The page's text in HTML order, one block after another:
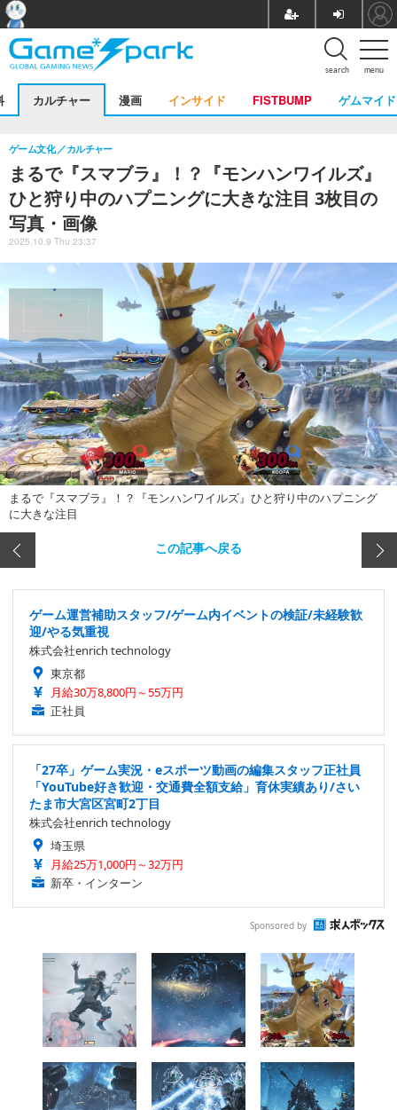
menu
search
カルチャー 漫画 インサイド FISTBUMP ゲムマイド
まるで『スマブラ』！？『モンハンワイルズ』
ひと狩り中のハプニングに大きな注目 3枚目の
写真・画像
ゲーム文化 カルチャー
2025.10.9 Thu 23:37
まるで『スマブラ』！？『モンハンワイルズ』ひと狩り中のハプニング
に大きな注目
この記事へ戻る
ゲーム運営補助スタッフ/ゲーム内イベントの検証/未経験歓
迎/やる気重視
株式会社enrich technology
東京都
月給30万8,800円～55万円
正社員
「27卒」ゲーム実況・eスポーツ動画の編集スタッフ正社員
「YouTube好き歓迎・交通費全額支給」育休実績あり/さい
たま市大宮区宮町2丁目
株式会社enrich technology
埼玉県
月給25万1,000円～32万円
新卒・インターン
Sponsored by